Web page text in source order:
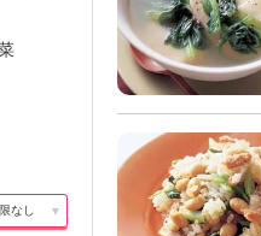
の
料
理
」
▼